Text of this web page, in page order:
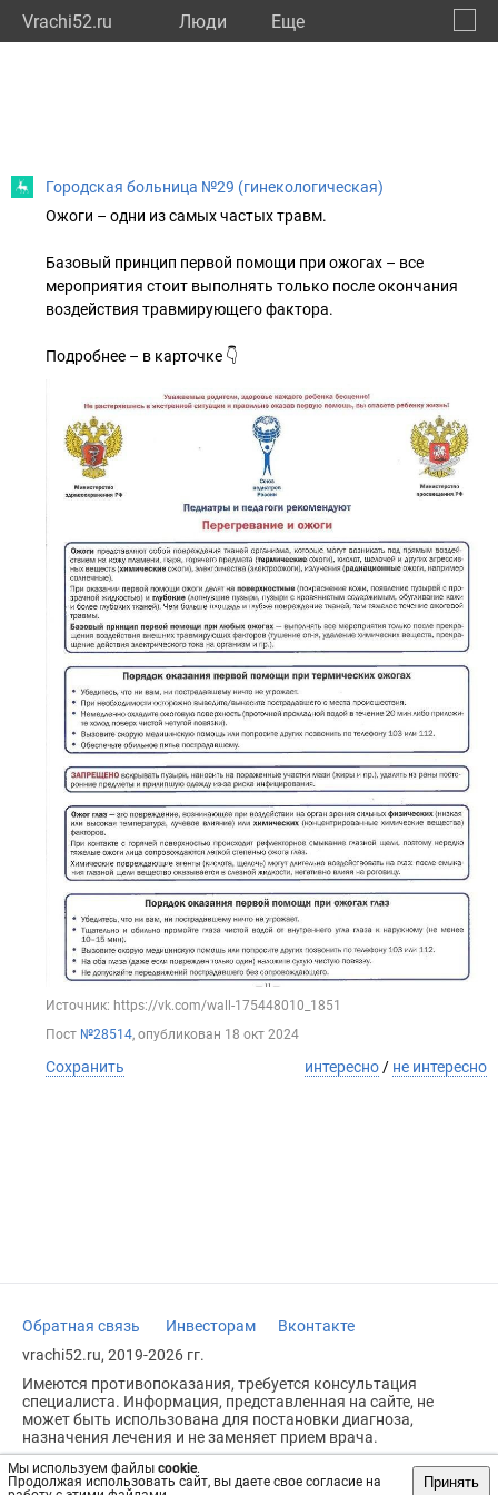
Vrachi52.ru Люди Eще
Мы используем файлы cookie.
Продолжая использовать сайт, вы даете свое согласие на
Принять
Городская больница №29 (гинекологическая)
Ожоги – одни из самых частых травм.
Базовый принцип первой помощи при ожогах – все
мероприятия стоит выполнять только после окончания
воздействия травмирующего фактора.
Подробнее – в карточке 👇
Источник: https://vk.com/wall-175448010_1851
Пост №28514, опубликован 18 окт 2024
Сохранить интересно/ не интересно
Обратная связь Инвесторам
Вконтакте
vrachi52.ru, 2019-2026 гг.
Имеются противопоказания, требуется консультация
специалиста. Информация, представленная на сайте, не
может быть использована для постановки диагноза,
назначения лечения и не заменяет прием врача.
Возрастное ограничение: 18+